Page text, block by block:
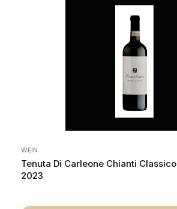
WEIN
Tenuta Di Carleone Chianti Classico
2023